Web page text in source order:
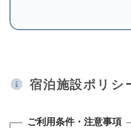
宿泊施設ポリシ
ご利用条件・注意事項